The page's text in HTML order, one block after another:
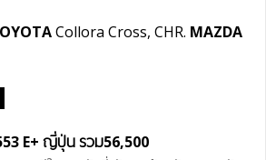
Collora Cross, CHR. MAZDA
3 E+ ญี่ปุ่นรวม56,500